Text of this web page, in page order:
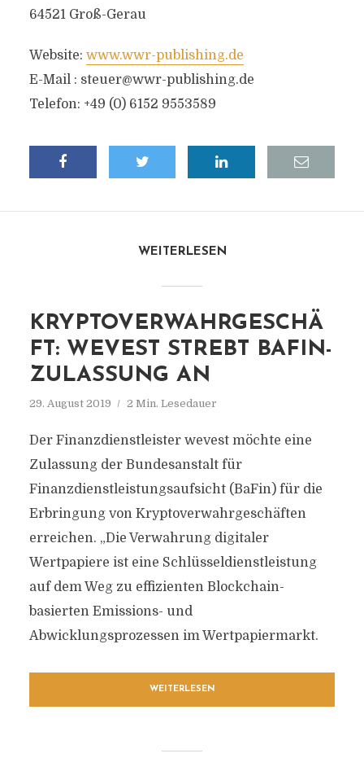
64521 Groß-Gerau
Website: www.wwr-publishing.de
E-Mail : steuer@wwr-publishing.de
Telefon: +49 (0) 6152 9553589
WEITERLESEN
KRYPTOVERWAHRGESCHÄ
FT: WEVEST STREBT BAFIN-
ZULASSUNG AN
29. August 2019 2 Min. Lesedauer
Der Finanzdienstleister wevest möchte eine
Zulassung der Bundesanstalt für
Finanzdienstleistungsaufsicht (BaFin) für die
Erbringung von Kryptoverwahrgeschäften
erreichen. „Die Verwahrung digitaler
Wertpapiere ist eine Schlüsseldienstleistung
auf dem Weg zu effizienten Blockchain-
basierten Emissions- und
Abwicklungsprozessen im Wertpapiermarkt.
WEITERLESEN